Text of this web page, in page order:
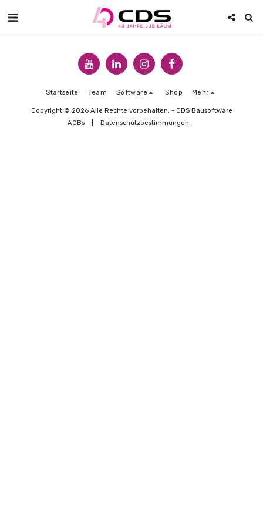
Startseite Team Software Shop Mehr
Copyright © 2026 Alle Rechte vorbehalten. - CDS Bausoftware
AGBs| Datenschutzbestimmungen